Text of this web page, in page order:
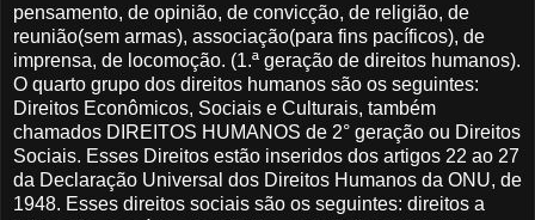
pensamento, de opinião, de convicção, de religião, de
reunião(sem armas), associação(para fins pacíficos), de
imprensa, de locomoção. (1.ª geração de direitos humanos).
O quarto grupo dos direitos humanos são os seguintes:
Direitos Econômicos, Sociais e Culturais, também
chamados DIREITOS HUMANOS de 2° geração ou Direitos
Sociais. Esses Direitos estão inseridos dos artigos 22 ao 27
da Declaração Universal dos Direitos Humanos da ONU, de
1948. Esses direitos sociais são os seguintes: direitos a